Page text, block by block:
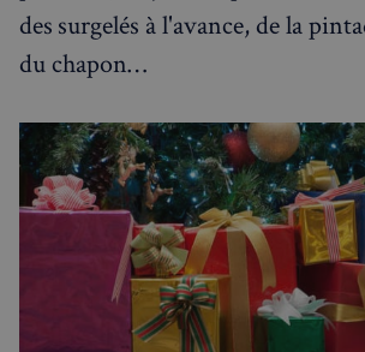
des surgelés à l'avance, de la
du chapon…
CookieScriptConsent
Politique de
Google